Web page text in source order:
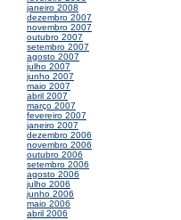
janeiro 2008
dezembro 2007
novembro 2007
outubro 2007
setembro 2007
agosto 2007
julho 2007
junho 2007
maio 2007
abril 2007
março 2007
fevereiro 2007
janeiro 2007
dezembro 2006
novembro 2006
outubro 2006
setembro 2006
agosto 2006
julho 2006
junho 2006
maio 2006
abril 2006